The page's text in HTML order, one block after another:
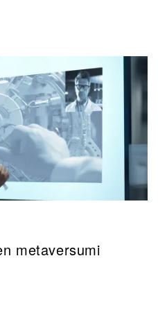
metaversumi